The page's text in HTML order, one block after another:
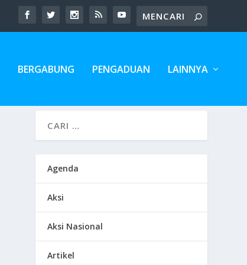
BERGABUNG PENGADUAN LAINNYA
Agenda
Aksi
Aksi Nasional
Artikel